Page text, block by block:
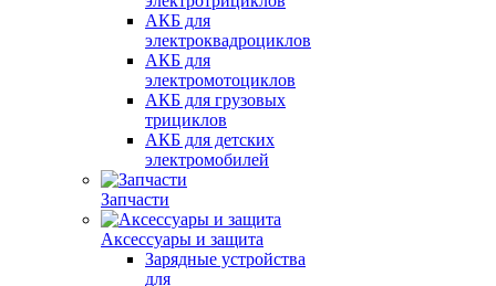
АКБ для
электроквадроциклов
АКБ для
электромотоциклов
АКБ для грузовых
трициклов
АКБ для детских
электромобилей
Запчасти
Аксессуары и защита
Зарядные устройства
для